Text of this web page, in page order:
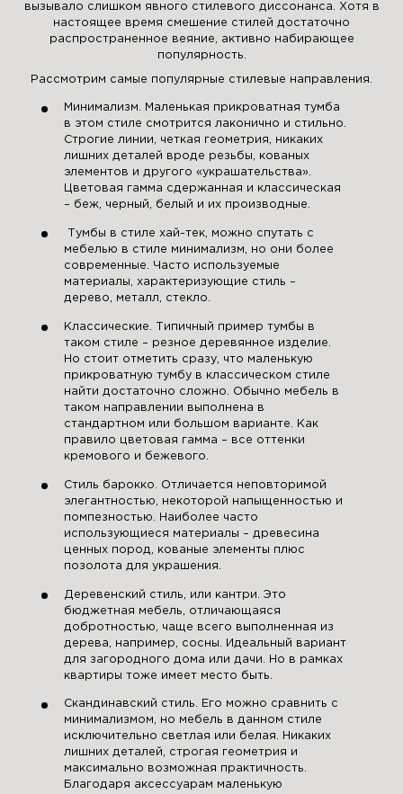
вызывало слишком явного стилевого диссонанса. Хотя в
настоящее время смешение стилей достаточно
распространенное веяние, активно набирающее
популярность.
Рассмотрим самые популярные стилевые направления.
Минимализм. Маленькая прикроватная тумба
в этом стиле смотрится лаконично и стильно.
Строгие линии, четкая геометрия, никаких
лишних деталей вроде резьбы, кованых
элементов и другого «украшательства».
Цветовая гамма сдержанная и классическая
– беж, черный, белый и их производные.
Тумбы в стиле хай-тек, можно спутать с
мебелью в стиле минимализм, но они более
современные. Часто используемые
материалы, характеризующие стиль –
дерево, металл, стекло.
Классические. Типичный пример тумбы в
таком стиле – резное деревянное изделие.
Но стоит отметить сразу, что маленькую
прикроватную тумбу в классическом стиле
найти достаточно сложно. Обычно мебель в
таком направлении выполнена в
стандартном или большом варианте. Как
правило цветовая гамма – все оттенки
кремового и бежевого.
Стиль барокко. Отличается неповторимой
элегантностью, некоторой напыщенностью и
помпезностью. Наиболее часто
использующиеся материалы – древесина
ценных пород, кованые элементы плюс
позолота для украшения.
Деревенский стиль, или кантри. Это
бюджетная мебель, отличающаяся
добротностью, чаще всего выполненная из
дерева, например, сосны. Идеальный вариант
для загородного дома или дачи. Но в рамках
квартиры тоже имеет место быть.
Скандинавский стиль. Его можно сравнить с
минимализмом, но мебель в данном стиле
исключительно светлая или белая. Никаких
лишних деталей, строгая геометрия и
максимально возможная практичность.
Благодаря аксессуарам маленькую